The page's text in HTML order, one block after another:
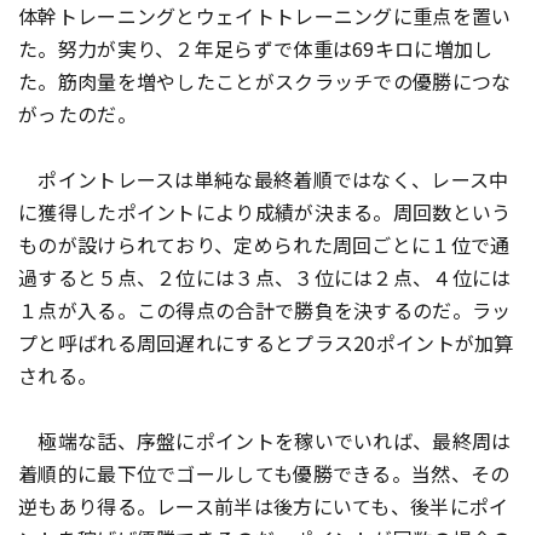
体幹トレーニングとウェイトトレーニングに重点を置い
た。努力が実り、２年足らずで体重は69キロに増加し
た。筋肉量を増やしたことがスクラッチでの優勝につな
がったのだ。
ポイントレースは単純な最終着順ではなく、レース中
に獲得したポイントにより成績が決まる。周回数という
ものが設けられており、定められた周回ごとに１位で通
過すると５点、２位には３点、３位には２点、４位には
１点が入る。この得点の合計で勝負を決するのだ。ラッ
プと呼ばれる周回遅れにするとプラス20ポイントが加算
される。
極端な話、序盤にポイントを稼いでいれば、最終周は
着順的に最下位でゴールしても優勝できる。当然、その
逆もあり得る。レース前半は後方にいても、後半にポイ